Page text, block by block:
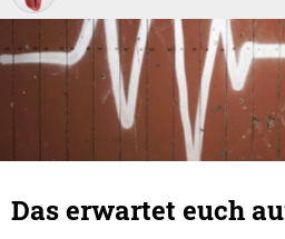
Das erwartet euch